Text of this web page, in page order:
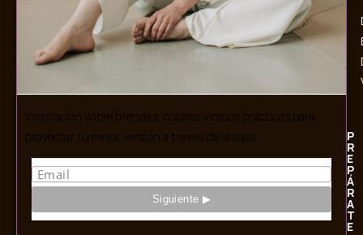
Inspiración sobre prendas, colores y casos prácticos para
proyectar tu mejor versión a través de la ropa.
P
R
E
P
Á
R
A
T
E